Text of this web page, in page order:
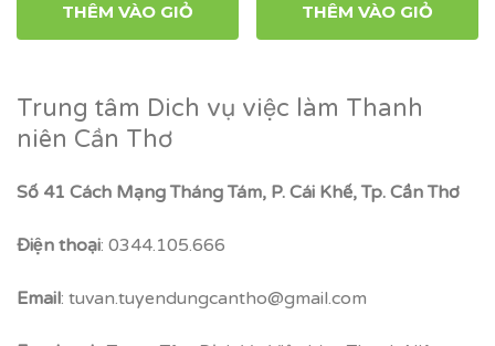
THÊM VÀO GIỎ THÊM VÀO GIỎ
Trung tâm Dich vụ việc làm Thanh
niên Cần Thơ
Số 41 Cách Mạng Tháng Tám, P. Cái Khế, Tp. Cần Thơ
Điện thoại: 0344.105.666
Email: tuvan.tuyendungcantho@gmail.com